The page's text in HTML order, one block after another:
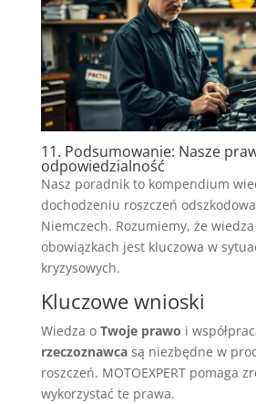
11. Podsumowanie: Nasze
odpowiedzialność
Nasz poradnik to kompendium
dochodzeniu roszczeń
Niemczech. Rozumiemy, że
obowiązkach jest kluczowa w
kryzysowych.
Kluczowe wnioski
Wiedza o Twoje prawo i
rzeczoznawcasą niezbędne w
roszczeń. MOTOEXPERT pomaga
wykorzystać te prawa.